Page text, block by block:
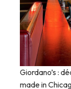
Giordano’s :
made in